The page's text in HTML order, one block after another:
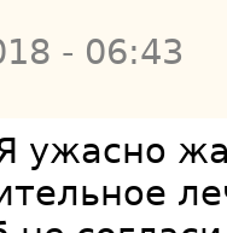
- 06:43
ужасно